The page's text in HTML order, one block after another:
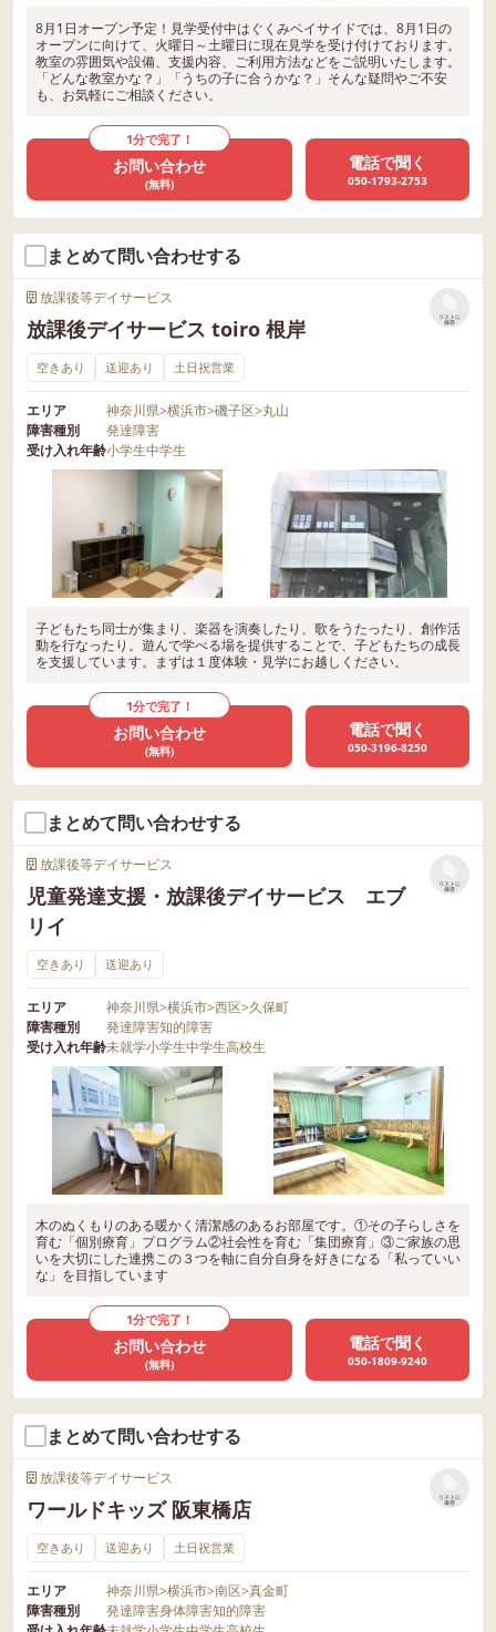
8月1日オープン予定！見学受付中はぐくみベイサイドでは、8月1日の
オープンに向けて、火曜日～土曜日に現在見学を受け付けております。
教室の雰囲気や設備、支援内容、ご利用方法などをご説明いたします。
「どんな教室かな？」「うちの子に合うかな？」そんな疑問やご不安
も、お気軽にご相談ください。
1分で完了！
お問い合わせ
(無料)
電話で聞く
050-1793-2753
まとめて問い合わせする
放課後等デイサービス
放課後デイサービス toiro 根岸
リストに
保存
空きあり 送迎あり 土日祝営業
エリア 神奈川県>横浜市>磯子区>丸山
障害種別
発達障害
受け入れ年齢小学生中学生
子どもたち同士が集まり、楽器を演奏したり、歌をうたったり、創作活
動を行なったり。遊んで学べる場を提供することで、子どもたちの成長
を支援しています。まずは１度体験・見学にお越しください。
1分で完了！
お問い合わせ
(無料)
電話で聞く
050-3196-8250
まとめて問い合わせする
放課後等デイサービス
児童発達支援・放課後デイサービス エブ
リイ
リストに
保存
空きあり 送迎あり
エリア 神奈川県>横浜市>西区>久保町
障害種別
発達障害知的障害
受け入れ年齢未就学小学生中学生高校生
木のぬくもりのある暖かく清潔感のあるお部屋です。①その子らしさを
育む「個別療育」プログラム②社会性を育む「集団療育」③ご家族の思
いを大切にした連携この３つを軸に自分自身を好きになる「私っていい
な」を目指しています
1分で完了！
お問い合わせ
(無料)
電話で聞く
050-1809-9240
まとめて問い合わせする
放課後等デイサービス
ワールドキッズ 阪東橋店
リストに
保存
空きあり 送迎あり 土日祝営業
エリア 神奈川県>横浜市>南区>真金町
障害種別
発達障害身体障害知的障害